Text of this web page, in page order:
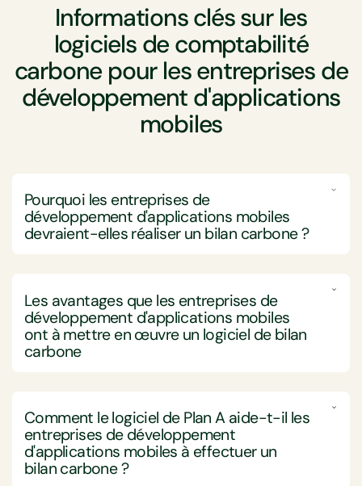
Informations clés sur les
logiciels de comptabilité
carbone pour les entreprises de
développement d'applications
mobiles
Pourquoi les entreprises de
développement d'applications mobiles
devraient-elles réaliser un bilan carbone ?
carbone pour s'aligner sur leurs objectifs de durabilité,
réduire leur impact environnemental et améliorer leur
avantage compétitif dans un marché de plus en plus
soucieux de l'écologie.
numériques, leurs opérations—allant de l'hébergement
de serveurs importants à l'infrastructure de
développement d'applications—contribuent aux
émissions de gaz à effet de serre (GES). En mettant en
Les avantages que les entreprises de
développement d'applications mobiles
ont à mettre en œuvre un logiciel de bilan
carbone
mobiles une durabilité, une conformité et une
efficacité accrues, les positionnant stratégiquement
sur un marché concurrentiel.
Comment le logiciel de Plan A aide-t-il les
entreprises de développement
d'applications mobiles à effectuer un
bilan carbone ?